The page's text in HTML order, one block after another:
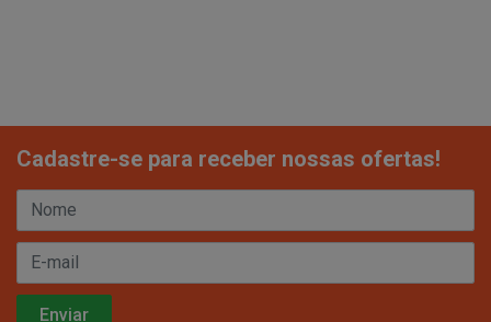
Cadastre-se para receber nossas ofertas!